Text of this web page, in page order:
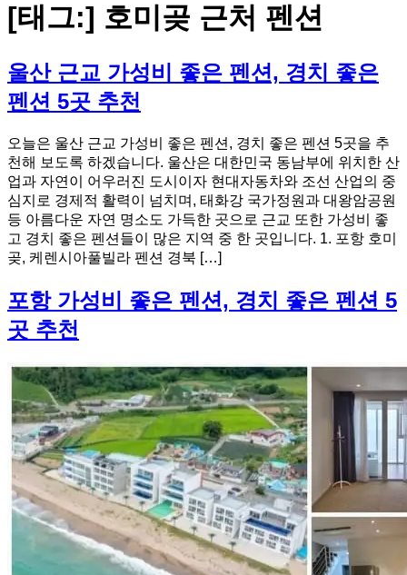
[태그:] 호미곶 근처 펜션
울산 근교 가성비 좋은 펜션, 경치 좋은
펜션 5곳 추천
오늘은 울산 근교 가성비 좋은 펜션, 경치 좋은 펜션 5곳을 추
천해 보도록 하겠습니다. 울산은 대한민국 동남부에 위치한 산
업과 자연이 어우러진 도시이자 현대자동차와 조선 산업의 중
심지로 경제적 활력이 넘치며, 태화강 국가정원과 대왕암공원
등 아름다운 자연 명소도 가득한 곳으로 근교 또한 가성비 좋
고 경치 좋은 펜션들이 많은 지역 중 한 곳입니다. 1. 포항 호미
곶, 케렌시아풀빌라 펜션 경북 […]
포항 가성비 좋은 펜션, 경치 좋은 펜션 5
곳 추천